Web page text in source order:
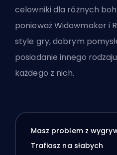
celowniki dla różnych
ponieważ Widowmaker i
style gry, dobrym
posiadanie innego
każdego z nich.
Masz problem z
Trafiasz na słabych